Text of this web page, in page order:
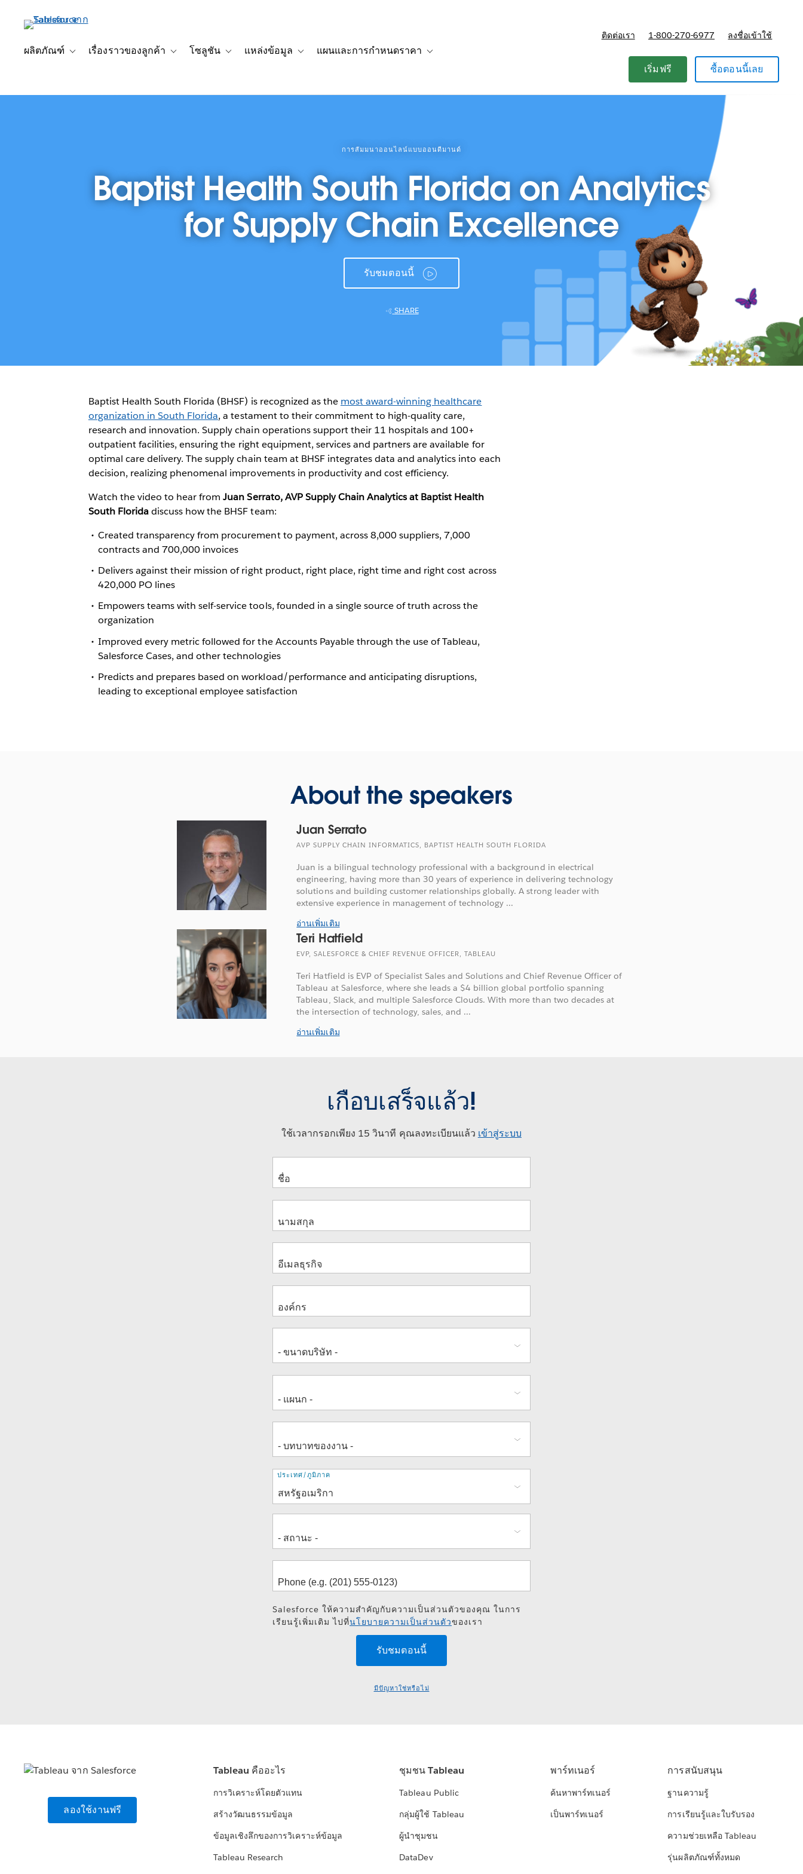
เนื้อหาผลิตภัณฑ์
Toggle sub-navigation for ผลิตภัณฑ์
เรื่องราวของลูกค้า
Toggle sub-navigation for เรื่องราวของลูกค้า
โซลูชัน
Toggle sub-navigation for โซลูชัน
แหล่งข้อมูล แผนและการกำหนดราคา
ติดต่อเรา 1-800-270-6977 ลงชื่อเข้าใช้
เริ่มฟรี ซื้อตอนนี้เลย
การสัมมนาออนไลน์แบบออนดีมานด์
Baptist Health South Florida on Analytics
for Supply Chain Excellence
รับชมตอนนี้
SHARE
Baptist Health South Florida (BHSF) is recognized as the most award-winning healthcare
organization in South Florida, a testament to their commitment to high-quality care,
research and innovation. Supply chain operations support their 11 hospitals and 100+
outpatient facilities, ensuring the right equipment, services and partners are available for
optimal care delivery. The supply chain team at BHSF integrates data and analytics into each
decision, realizing phenomenal improvements in productivity and cost efficiency.
Watch the video to hear fromJuan Serrato, AVP Supply Chain Analytics at Baptist Health
South Floridadiscuss how the BHSF team:
Created transparency from procurement to payment, across 8,000 suppliers, 7,000
contracts and 700,000 invoices
Delivers against their mission of right product, right place, right time and right cost across
420,000 PO lines
Empowers teams with self-service tools, founded in a single source of truth across the
organization
Improved every metric followed for the Accounts Payable through the use of Tableau,
Salesforce Cases, and other technologies
Predicts and prepares based on workload/performance and anticipating disruptions,
leading to exceptional employee satisfaction
About the speakers
Juan Serrato
AVP SUPPLY CHAIN INFORMATICS, BAPTIST HEALTH SOUTH FLORIDA
Juan is a bilingual technology professional with a background in electrical
engineering, having more than 30 years of experience in delivering technology
solutions and building customer relationships globally. A strong leader with
extensive experience in management of technology ...
อ่านเพิ่มเติม
Teri Hatfield
EVP, SALESFORCE & CHIEF REVENUE OFFICER, TABLEAU
Teri Hatfield is EVP of Specialist Sales and Solutions and Chief Revenue Officer of
Tableau at Salesforce, where she leads a $4 billion global portfolio spanning
Tableau, Slack, and multiple Salesforce Clouds. With more than two decades at
the intersection of technology, sales, and ...
อ่านเพิ่มเติม
เกือบเสร็จแล้ว!
ใช้เวลากรอกเพียง 15 วินาที คุณลงทะเบียนแล้ว เข้าสู่ระบบ
ที่
อยู่
ประเทศ/ภูมิภาค
Salesforce ให้ความสำคัญกับความเป็นส่วนตัวของคุณ ในการ
เรียนรู้เพิ่มเติม ไปที่นโยบายความเป็นส่วนตัวของเรา
มีปัญหาใช่หรือไม่
ลองใช้งานฟรี
Tableau คืออะไร
การวิเคราะห์โดยตัวแทน
สร้างวัฒนธรรมข้อมูล
ข้อมูลเชิงลึกของการวิเคราะห์ข้อมูล
Tableau Research
ชุมชน Tableau
Tableau Public
กลุ่มผู้ใช้ Tableau
ผู้นำชุมชน
DataDev
พาร์ทเนอร์
ค้นหาพาร์ทเนอร์
เป็นพาร์ทเนอร์
การสนับสนุน
ฐานความรู้
การเรียนรู้และใบรับรอง
ความช่วยเหลือ Tableau
รุ่นผลิตภัณฑ์ทั้งหมด